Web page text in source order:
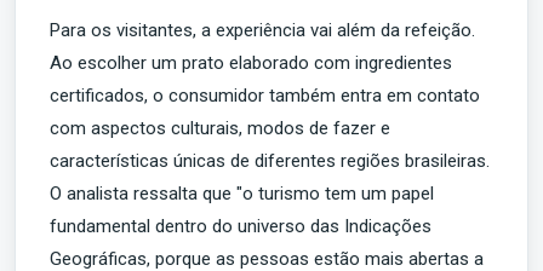
Para os visitantes, a experiência vai além da refeição.
Ao escolher um prato elaborado com ingredientes
certificados, o consumidor também entra em contato
com aspectos culturais, modos de fazer e
características únicas de diferentes regiões brasileiras.
O analista ressalta que "o turismo tem um papel
fundamental dentro do universo das Indicações
Geográficas, porque as pessoas estão mais abertas a